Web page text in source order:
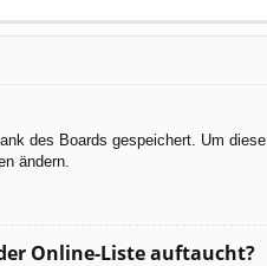
des Boards gespeichert. Um
ändern.
Online-Liste auftaucht?